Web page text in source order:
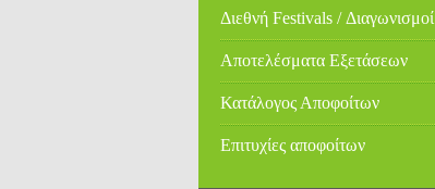
Διεθνή Festivals / Διαγωνισμοί
Αποτελέσματα Εξετάσεων
Κατάλογος Αποφοίτων
Επιτυχίες αποφοίτων